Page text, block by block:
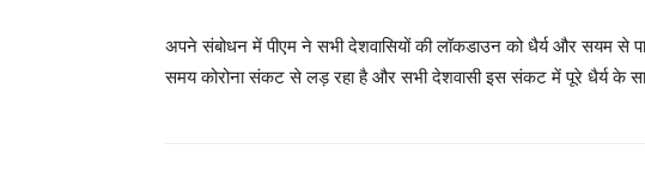
अपने संबोधन में पीएम ने सभी देशवासियों की लॉकडाउन को धैर्य और सयम से
समय कोरोना संकट से लड़ रहा है और सभी देशवासी इस संकट में पूरे धैर्य के